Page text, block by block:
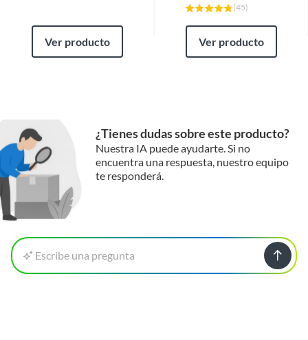
Ver producto
(45)
Ver producto
¿Tienes dudas sobre este producto?
Nuestra IA puede ayudarte. Si no
encuentra una respuesta, nuestro equipo
te responderá.
Escribe una pregunta